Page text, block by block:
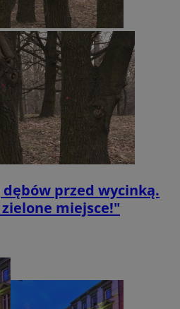
przed wycinką.
miejsce!"